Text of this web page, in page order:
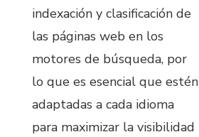
indexación y clasificación de
las páginas web en los
motores de búsqueda, por
lo que es esencial que estén
adaptadas a cada idioma
para maximizar la visibilidad